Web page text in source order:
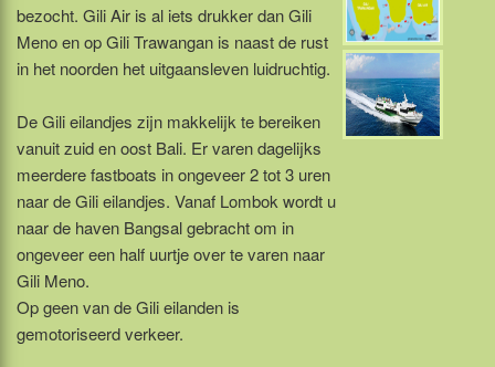
bezocht. Gili Air is al iets drukker dan Gili
Meno en op Gili Trawangan is naast de rust
in het noorden het uitgaansleven luidruchtig.
De Gili eilandjes zijn makkelijk te bereiken
vanuit zuid en oost Bali. Er varen dagelijks
meerdere fastboats in ongeveer 2 tot 3 uren
naar de Gili eilandjes. Vanaf Lombok wordt u
naar de haven Bangsal gebracht om in
ongeveer een half uurtje over te varen naar
Gili Meno.
Op geen van de Gili eilanden is
gemotoriseerd verkeer.